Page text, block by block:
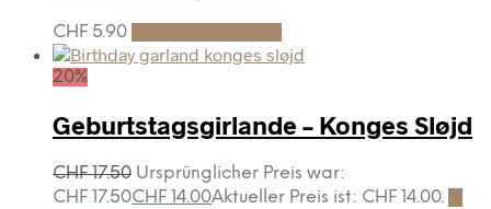
CHF 5.90
20%
Geburtstagsgirlande – Konges Sløjd
CHF17.50 Ursprünglicher Preis war:
CHF 17.50CHF 14.00Aktueller Preis ist: CHF 14.00.